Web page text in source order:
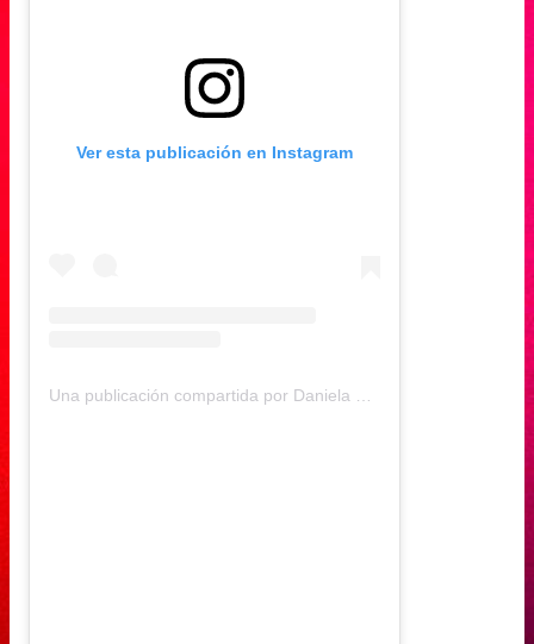
Ver esta publicación en Instagram